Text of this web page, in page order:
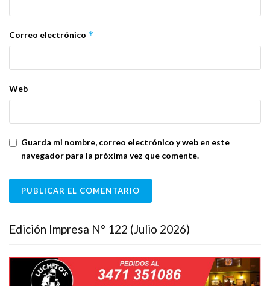
Correo electrónico *
Web
Guarda mi nombre, correo electrónico y web en este
navegador para la próxima vez que comente.
Edición Impresa N° 122 (Julio 2026)